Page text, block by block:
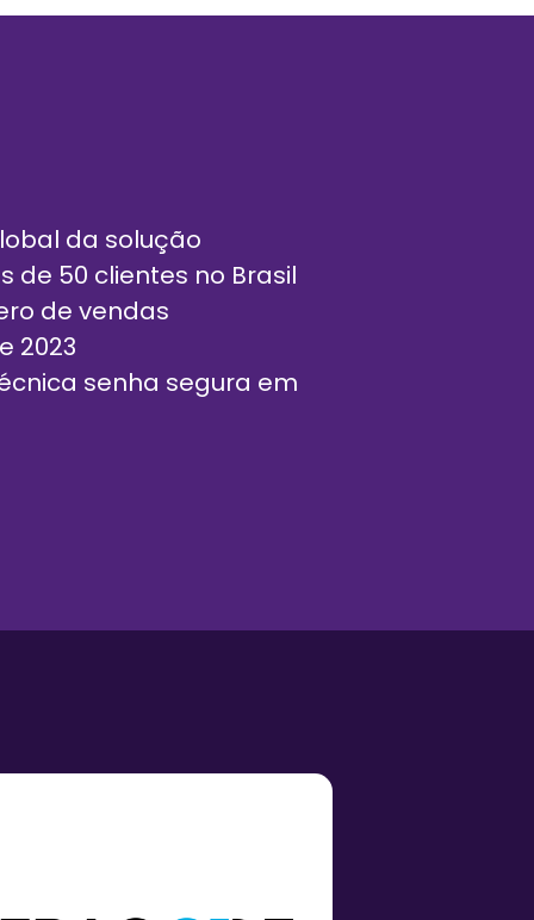
da solução
de 50 clientes no Brasil
de vendas
2023
senha segura em